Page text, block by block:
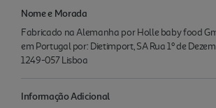
Nome e Morada
Fabricado na Alemanha por Holle baby food
em Portugal por: Dietimport, SA Rua 1º de
1249-057 Lisboa
Informação Adicional